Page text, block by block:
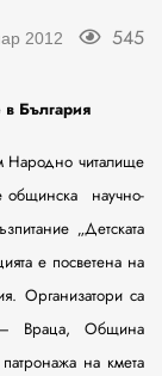
2012 545
България
Народно читалище
общинска
научно-
„Детската
е посветена на
Организатори са
– Враца, Община
на кмета